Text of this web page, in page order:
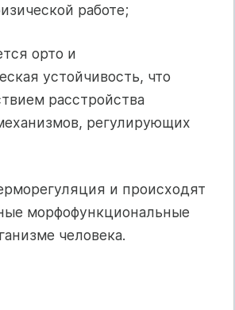
работе;
орто и
устойчивость, что
расстройства
регулирующих
и происходят
морфофункциональные
человека.